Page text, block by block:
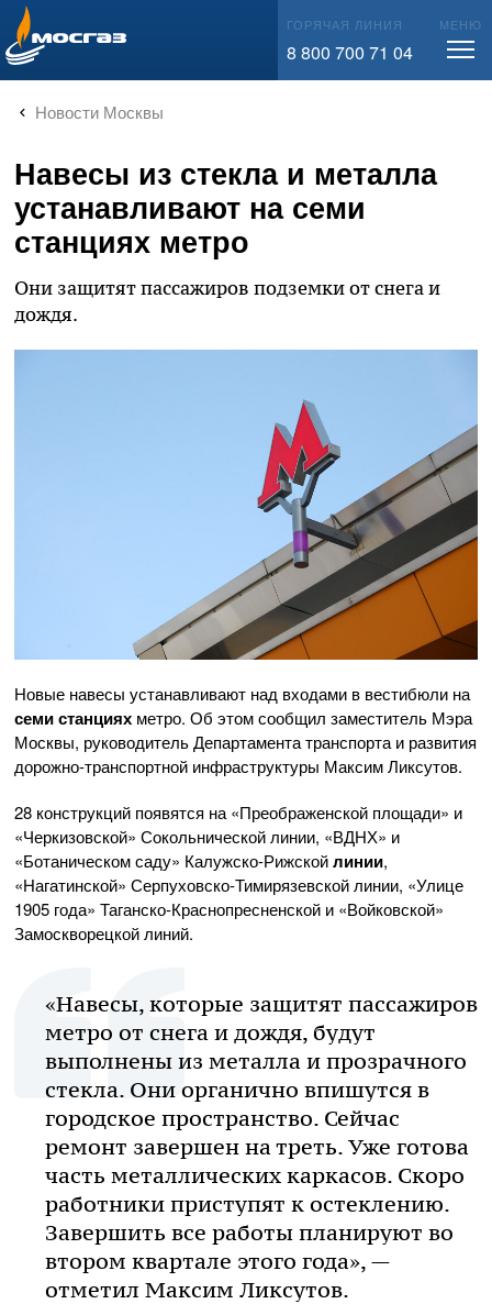
info@mos-gaz.ru ГОРЯЧАЯ ЛИНИЯ
8 800 700 71 04
МЕНЮ
Новости Москвы
Навесы из стекла и металла
устанавливают на семи
станциях метро
Они защитят пассажиров подземки от снега и
дождя.
Новые навесы устанавливают над входами в вестибюли на
семи станциях метро. Об этом сообщил заместитель Мэра
Москвы, руководитель Департамента транспорта и развития
дорожно-транспортной инфраструктуры Максим Ликсутов.
28 конструкций появятся на «Преображенской площади» и
«Черкизовской» Сокольнической линии, «ВДНХ» и
«Ботаническом саду» Калужско-Рижскойлинии,
«Нагатинской» Серпуховско-Тимирязевской линии, «Улице
1905 года» Таганско-Краснопресненской и «Войковской»
Замоскворецкой линий.
«Навесы, которые защитят пассажиров
метро от снега и дождя, будут
выполнены из металла и прозрачного
стекла. Они органично впишутся в
городское пространство. Сейчас
ремонт завершен на треть. Уже готова
часть металлических каркасов. Скоро
работники приступят к остеклению.
Завершить все работы планируют во
втором квартале этого года», —
отметил Максим Ликсутов.